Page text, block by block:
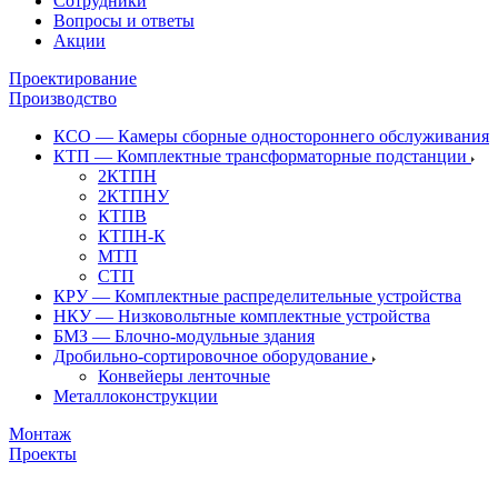
Вопросы и ответы
Акции
Проектирование
Производство
КСО — Камеры сборные одностороннего обслуживания
КТП — Комплектные трансформаторные подстанции
2КТПН
2КТПНУ
КТПВ
КТПН-К
МТП
СТП
КРУ — Комплектные распределительные устройства
НКУ — Низковольтные комплектные устройства
БМЗ — Блочно-модульные здания
Дробильно-сортировочное оборудование
Конвейеры ленточные
Металлоконструкции
Монтаж
Проекты